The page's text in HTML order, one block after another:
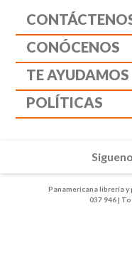
CONÓCENOS
TE AYUDAMOS
POLÍTICAS
Panamericana librería y
037 946 |